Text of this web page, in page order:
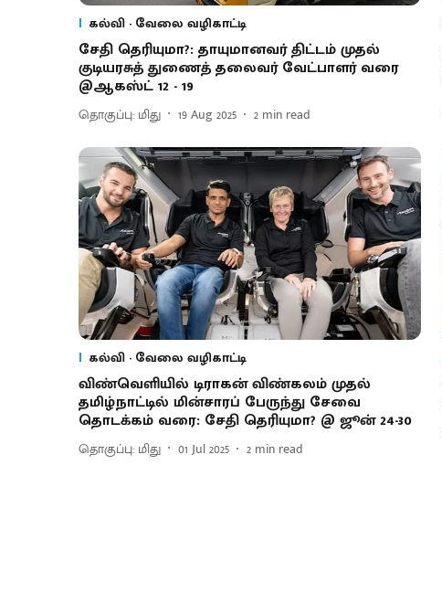
கல்வி - வேலை வழிகாட்டி
சேதி தெரியுமா?: தாயுமானவர் திட்டம் முதல்
குடியரசுத் துணைத் தலைவர் வேட்பாளர் வரை
@ஆகஸ்ட் 12 - 19
தொகுப்பு: மிது 19 Aug 2025 2 min read
கல்வி - வேலை வழிகாட்டி
விண்வெளியில் டிராகன் விண்கலம் முதல்
தமிழ்நாட்டில் மின்சாரப் பேருந்து சேவை
தொடக்கம் வரை: சேதி தெரியுமா? @ ஜூன் 24-30
தொகுப்பு: மிது 01 Jul 2025 2 min read